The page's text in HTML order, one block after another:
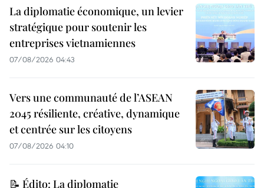
La diplomatie économique, un levier
stratégique pour soutenir les
entreprises vietnamiennes
07/08/2026 04:43
Vers une communauté de l’ASEAN
2045 résiliente, créative, dynamique
et centrée sur les citoyens
07/08/2026 04:10
📝 Édito: La diplomatie